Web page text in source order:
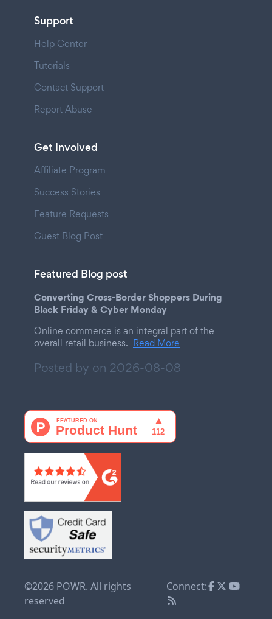
Support
Help Center
Tutorials
Contact Support
Report Abuse
Get Involved
Affiliate Program
Success Stories
Feature Requests
Guest Blog Post
Featured Blog post
Converting Cross-Border Shoppers During
Black Friday & Cyber Monday
Online commerce is an integral part of the
overall retail business. Read More
Posted by on 2026-08-08
©2026 POWR. All rights
reserved
Connect: